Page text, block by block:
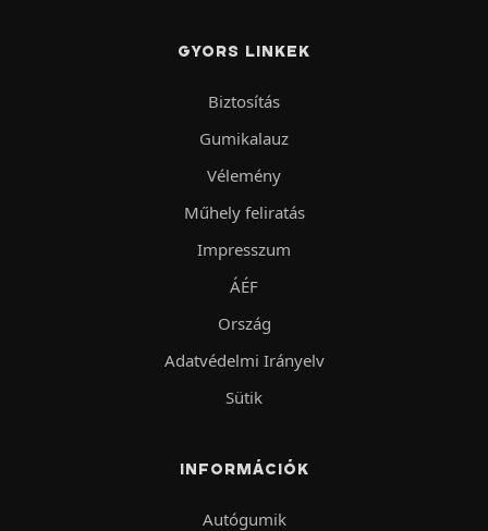
GYORS LINKEK
Biztosítás
Gumikalauz
Vélemény
Műhely feliratás
Impresszum
ÁÉF
Ország
Adatvédelmi Irányelv
Sütik
INFORMÁCIÓK
Autógumik